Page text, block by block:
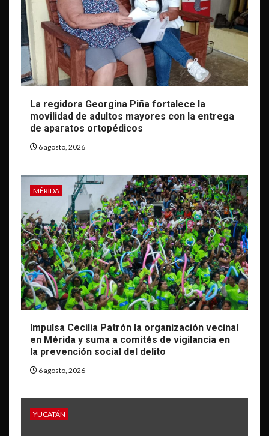
La regidora Georgina Piña fortalece la
movilidad de adultos mayores con la entrega
de aparatos ortopédicos
6 agosto, 2026
MÉRIDA
Impulsa Cecilia Patrón la organización vecinal
en Mérida y suma a comités de vigilancia en
la prevención social del delito
6 agosto, 2026
YUCATÁN